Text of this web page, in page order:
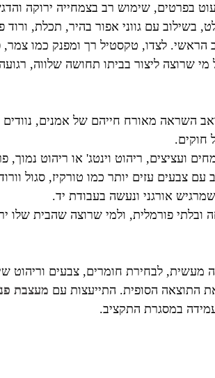
בפרטים, שימוש רב בצמחייה ירוקה
עם גווני אפור בהיר, תכלת, ורוד
מי שרוצה ליצור בביתו תחושה שלווה,
מאורח חייהם של אמנים, נוודים
חוקים.
ריהוט וינטג' או ריהוט נמוך,
צבעים עזים יותר כמו טורקיז, סגול
אורגני ונעשה בעבודת יד.
ובלתי פורמלית, ולמי שרוצה שהבית שלו
לבחירת חומרים, צבעים וריהוט
את התוצאה הסופית. התייעצות עם מעצבת
עמידה במסגרת התקציב.